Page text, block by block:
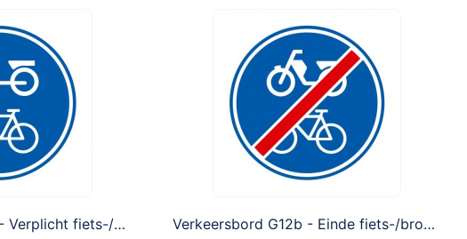
Verkeersbord G12a - Verplicht fiets-/bromfietspad
Verkeersbord G12b - Einde fiets-/bromfietspad